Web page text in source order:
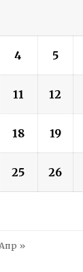
4 5
11 12
18 19
25 26
Апр »